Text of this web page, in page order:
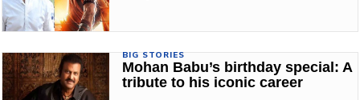
BIG STORIES
Mohan Babu’s birthday special: A
tribute to his iconic career